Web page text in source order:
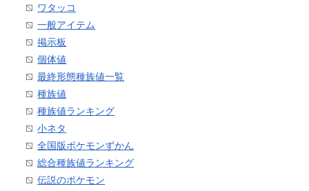
ワタッコ
一般アイテム
掲示板
個体値
最終形態種族値一覧
種族値
種族値ランキング
小ネタ
全国版ポケモンずかん
総合種族値ランキング
伝説のポケモン